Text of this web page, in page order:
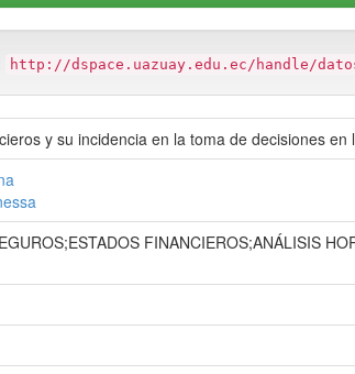
http://dspace.uazuay.edu.ec/handle/
y su incidencia en la toma de decisiones
FINANCIEROS;ANÁLISIS